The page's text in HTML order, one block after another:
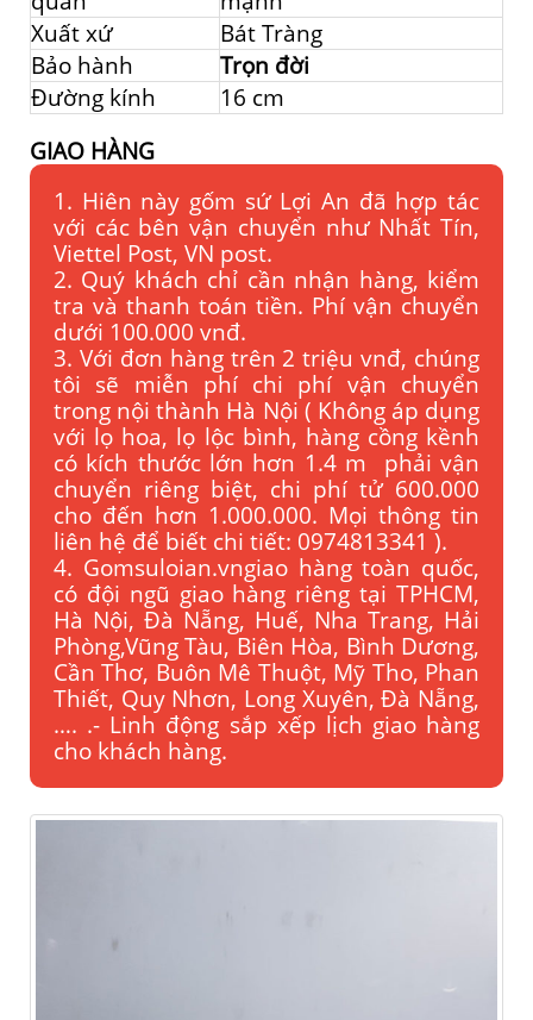
Xuất xứ
Bát Tràng
Bảo hành
Trọn đời
Đường kính
16 cm
GIAO HÀNG
1. Hiên này gốm sứ Lợi An đã hợp tác
với các bên vận chuyển như Nhất Tín,
Viettel Post, VN post.
2. Quý khách chỉ cần nhận hàng, kiểm
tra và thanh toán tiền. Phí vận chuyển
dưới 100.000 vnđ.
3. Với đơn hàng trên 2 triệu vnđ, chúng
tôi sẽ miễn phí chi phí vận chuyển
trong nội thành Hà Nội ( Không áp dụng
với lọ hoa, lọ lộc bình, hàng cồng kềnh
có kích thước lớn hơn 1.4 m phải vận
chuyển riêng biệt, chi phí tử 600.000
cho đến hơn 1.000.000. Mọi thông tin
liên hệ để biết chi tiết: 0974813341 ).
4. Gomsuloian.vngiao hàng toàn quốc,
có đội ngũ giao hàng riêng tại TPHCM,
Hà Nội, Đà Nẵng, Huế, Nha Trang, Hải
Phòng,Vũng Tàu, Biên Hòa, Bình Dương,
Cần Thơ, Buôn Mê Thuột, Mỹ Tho, Phan
Thiết, Quy Nhơn, Long Xuyên, Đà Nẵng,
…. .- Linh động sắp xếp lịch giao hàng
cho khách hàng.